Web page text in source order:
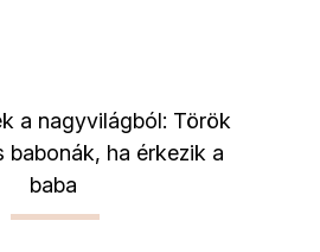
a nagyvilágból: Török
babonák, ha érkezik a
baba